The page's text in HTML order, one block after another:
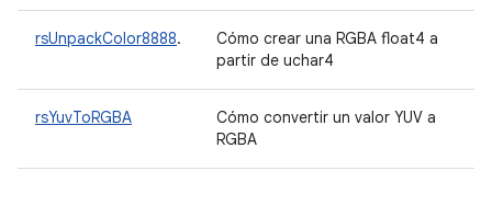
rsUnpackColor8888.
Cómo crear una RGBA float4 a
partir de uchar4
rsYuvToRGBA
Cómo convertir un valor YUV a
RGBA